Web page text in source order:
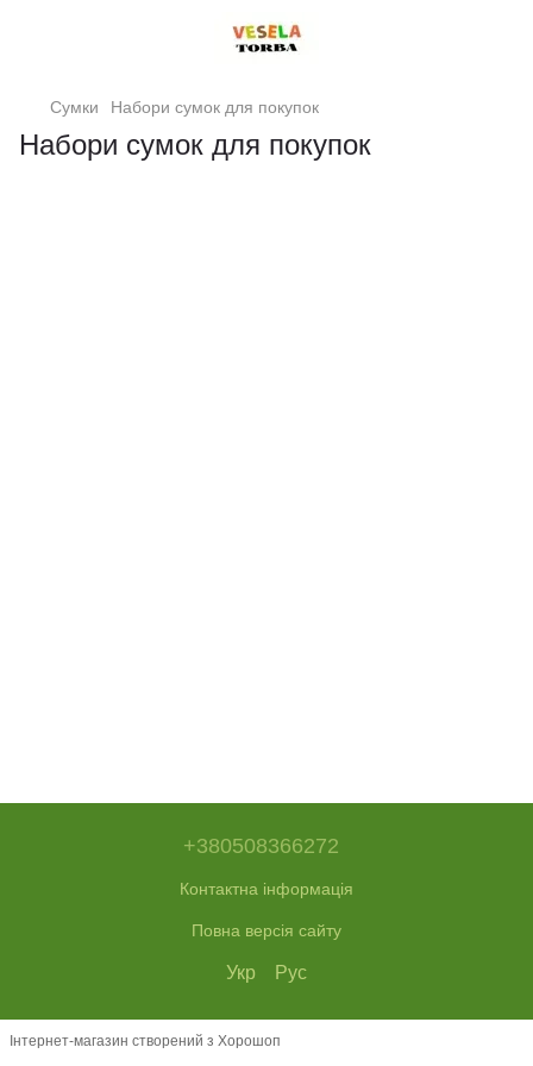
Сумки Набори сумок для покупок
Набори сумок для покупок
+380508366272
Контактна інформація
Повна версія сайту
Укр Рус
Інтернет-магазин створений з Хорошоп